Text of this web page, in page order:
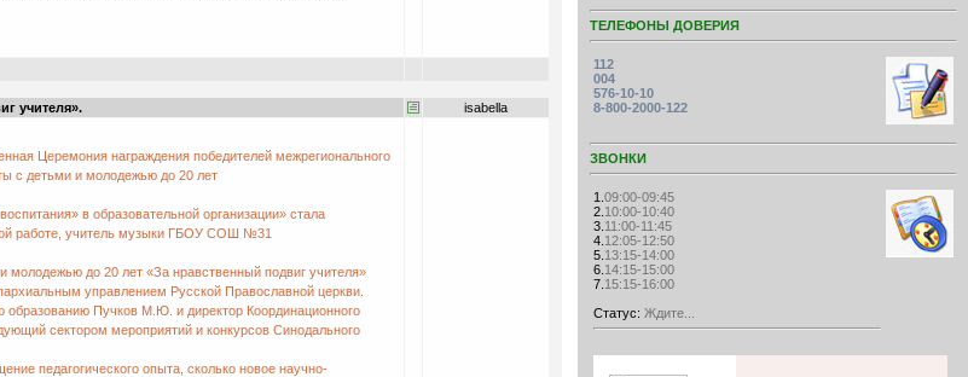
учителя». isabella
Церемония награждения победителей межрегионального
с детьми и молодежью до 20 лет
в образовательной организации» стала
работе, учитель музыки ГБОУ СОШ №31
молодежью до 20 лет «За нравственный подвиг учителя»
управлением Русской Православной церкви.
образованию Пучков М.Ю. и директор Координационного
сектором мероприятий и конкурсов Синодального
педагогического опыта, сколько новое научно-
ТЕЛЕФОНЫ ДОВЕРИЯ
112
004
576-10-10
8-800-2000-122
ЗВОНКИ
1. 09:00-09:45
2. 10:00-10:40
3. 11:00-11:45
4. 12:05-12:50
5. 13:15-14:00
6. 14:15-15:00
7. 15:15-16:00
Статус: Ждите...